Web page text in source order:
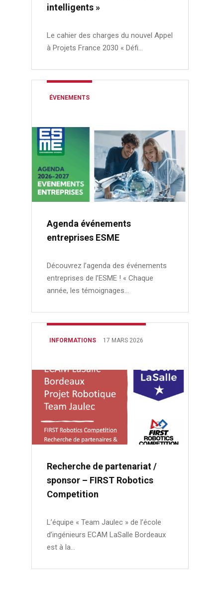
intelligents »
Le cahier des charges du nouvel Appel
à Projets France 2030 « Défi…
ÉVENEMENTS
Agenda événements
entreprises ESME
Découvrez l’agenda des événements
entreprises de l’ESME ! « Chaque
année, les témoignages…
INFORMATIONS 17 MARS 2026
Recherche de partenariat /
sponsor – FIRST Robotics
Competition
L’équipe « Team Jaulec » de l’école
d’ingénieurs ECAM LaSalle Bordeaux
est à la…